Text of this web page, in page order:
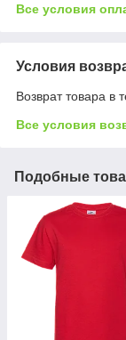
Все условия
Условия
Возврат товара в
Все условия
Подобные